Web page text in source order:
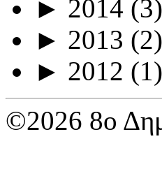
► 2014 (3)
► 2013 (2)
► 2012 (1)
©2026 8ο